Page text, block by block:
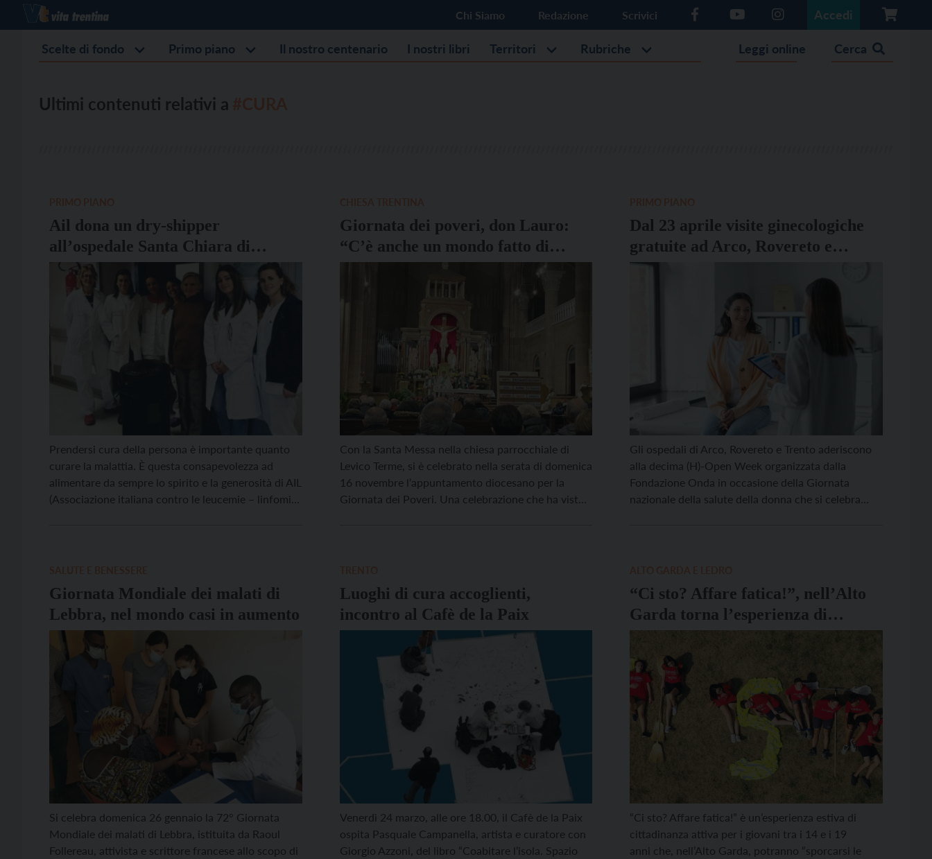
Chi Siamo Redazione Scrivici Accedi
Scelte di fondo Primo piano Il nostro centenario I nostri libri Territori Rubriche Leggi online Cerca
Ultimi contenuti relativi a
Ail dona un dry-shipper
all’ospedale Santa Chiara di
Trento
Prendersi cura della persona è importante quanto
curare la malattia. È questa consapevolezza ad
alimentare da sempre lo spirito e la generosità di AIL
(Associazione italiana contro le leucemie – linfomi e
Giornata dei poveri, don Lauro:
“C’è anche un mondo fatto di
cura”
Con la Santa Messa nella chiesa parrocchiale di
Levico Terme, si è celebrato nella serata di domenica
16 novembre l’appuntamento diocesano per la
Giornata dei Poveri. Una celebrazione che ha visto
Dal 23 aprile visite ginecologiche
gratuite ad Arco, Rovereto e
Trento
Gli ospedali di Arco, Rovereto e Trento aderiscono
alla decima (H)-Open Week organizzata dalla
Fondazione Onda in occasione della Giornata
nazionale della salute della donna che si celebra
Giornata Mondiale dei malati di
Lebbra, nel mondo casi in aumento
Si celebra domenica 26 gennaio la 72° Giornata
Mondiale dei malati di Lebbra, istituita da Raoul
Follereau, attivista e scrittore francese allo scopo di
Luoghi di cura accoglienti,
incontro al Cafè de la Paix
Venerdì 24 marzo, alle ore 18.00, il Cafè de la Paix
ospita Pasquale Campanella, artista e curatore con
Giorgio Azzoni, del libro “Coabitare l’isola. Spazio
“Ci sto? Affare fatica!”, nell’Alto
Garda torna l’esperienza di
cittadinanza attiva per giovani dai
14 ai 19 anni
“Ci sto? Affare fatica!” è un’esperienza estiva di
cittadinanza attiva per i giovani tra i 14 e i 19
anni che, nell’Alto Garda, potranno “sporcarsi le